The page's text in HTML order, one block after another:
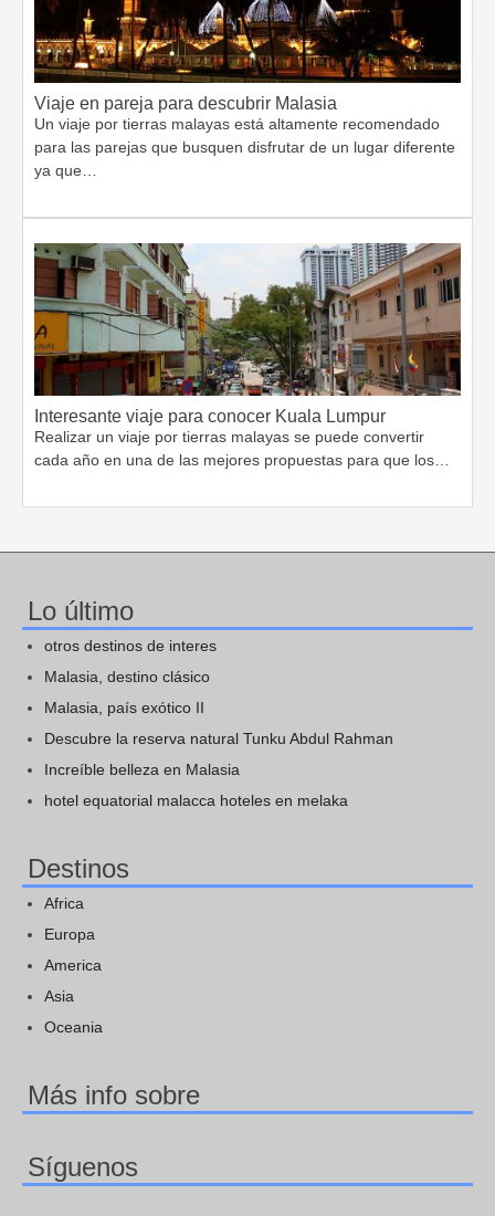
Viaje en pareja para descubrir Malasia
Un viaje por tierras malayas está altamente recomendado
para las parejas que busquen disfrutar de un lugar diferente
ya que…
Interesante viaje para conocer Kuala Lumpur
Realizar un viaje por tierras malayas se puede convertir
cada año en una de las mejores propuestas para que los…
Lo último
otros destinos de interes
Malasia, destino clásico
Malasia, país exótico II
Descubre la reserva natural Tunku Abdul Rahman
Increíble belleza en Malasia
hotel equatorial malacca hoteles en melaka
Destinos
Africa
Europa
America
Asia
Oceania
Más info sobre
Síguenos